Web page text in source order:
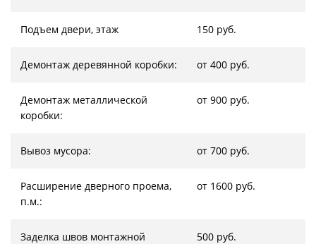
Подъем двери, этаж 150 руб.
Демонтаж деревянной коробки: от 400 руб.
Демонтаж металлической
коробки:
от 900 руб.
Вывоз мусора: от 700 руб.
Расширение дверного проема,
п.м.:
от 1600 руб.
Заделка швов монтажной
500 руб.